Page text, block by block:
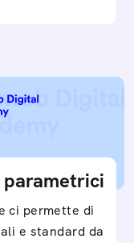
parametrici
ci permette di
e standard da